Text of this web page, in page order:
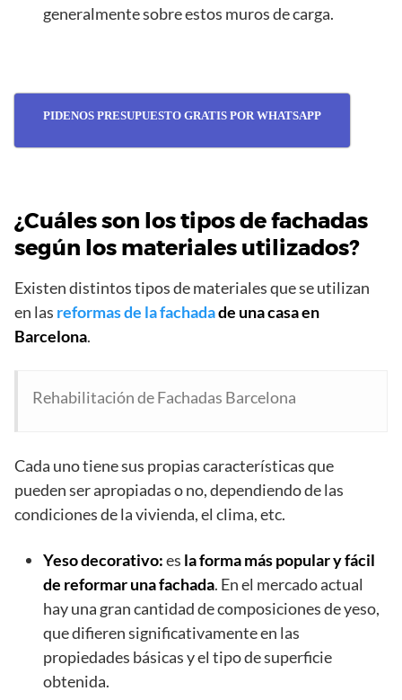
generalmente sobre estos muros de carga.
PIDENOS PRESUPUESTO GRATIS POR WHATSAPP
¿Cuáles son los tipos de fachadas
según los materiales utilizados?
Existen distintos tipos de materiales que se utilizan
en las reformas de la fachadade una casa en
Barcelona.
Rehabilitación de Fachadas Barcelona
Cada uno tiene sus propias características que
pueden ser apropiadas o no, dependiendo de las
condiciones de la vivienda, el clima, etc.
Yeso decorativo:es la forma más popular y fácil
de reformar una fachada. En el mercado actual
hay una gran cantidad de composiciones de yeso,
que difieren significativamente en las
propiedades básicas y el tipo de superficie
obtenida.